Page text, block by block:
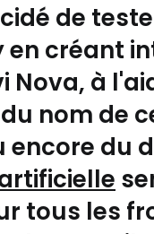
de
en créant
Nova, à
nom de
encore du
tous les